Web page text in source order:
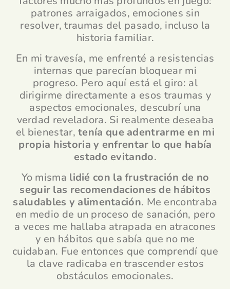
patrones arraigados, emociones sin
resolver, traumas del pasado, incluso la
historia familiar.
En mi travesía, me enfrenté a resistencias
internas que parecían bloquear mi
progreso. Pero aquí está el giro: al
dirigirme directamente a esos traumas y
aspectos emocionales, descubrí una
verdad reveladora. Si realmente deseaba
el bienestar,tenía que adentrarme en mi
propia historia y enfrentar lo que había
estado evitando.
Yo misma lidié con la frustración de no
seguir las recomendaciones de hábitos
saludables y alimentación. Me encontraba
en medio de un proceso de sanación, pero
a veces me hallaba atrapada en atracones
y en hábitos que sabía que no me
cuidaban. Fue entonces que comprendí que
la clave radicaba en trascender estos
obstáculos emocionales.